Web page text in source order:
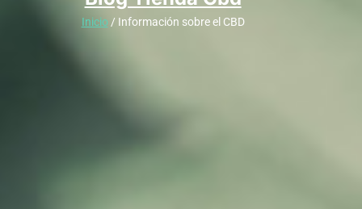
Inicio/ Información sobre el CBD